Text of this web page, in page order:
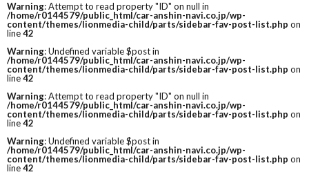
Warning: Attempt to read property "ID" on null in
/home/r0144579/public_html/car-anshin-navi.co.jp/wp-
content/themes/lionmedia-child/parts/sidebar-fav-post-list.php on
line42
Warning: Undefined variable $post in
/home/r0144579/public_html/car-anshin-navi.co.jp/wp-
content/themes/lionmedia-child/parts/sidebar-fav-post-list.php on
line42
Warning: Attempt to read property "ID" on null in
/home/r0144579/public_html/car-anshin-navi.co.jp/wp-
content/themes/lionmedia-child/parts/sidebar-fav-post-list.php on
line42
Warning: Undefined variable $post in
/home/r0144579/public_html/car-anshin-navi.co.jp/wp-
content/themes/lionmedia-child/parts/sidebar-fav-post-list.php on
line42